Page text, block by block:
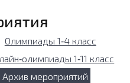
Олимпиады 1‑4 класс
1‑11 класс
Архив мероприятий